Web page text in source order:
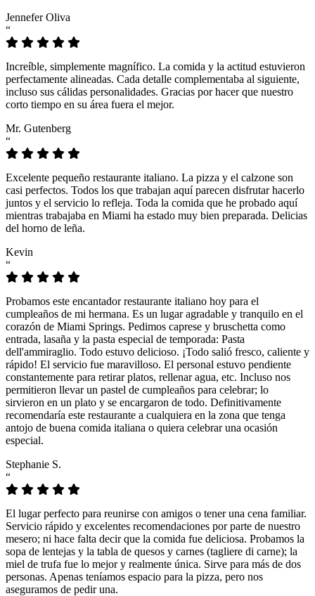
Jennefer Oliva
“
Increíble, simplemente magnífico. La comida y la actitud estuvieron
perfectamente alineadas. Cada detalle complementaba al siguiente,
incluso sus cálidas personalidades. Gracias por hacer que nuestro
corto tiempo en su área fuera el mejor.
Mr. Gutenberg
“
Excelente pequeño restaurante italiano. La pizza y el calzone son
casi perfectos. Todos los que trabajan aquí parecen disfrutar hacerlo
juntos y el servicio lo refleja. Toda la comida que he probado aquí
mientras trabajaba en Miami ha estado muy bien preparada. Delicias
del horno de leña.
Kevin
“
Probamos este encantador restaurante italiano hoy para el
cumpleaños de mi hermana. Es un lugar agradable y tranquilo en el
corazón de Miami Springs. Pedimos caprese y bruschetta como
entrada, lasaña y la pasta especial de temporada: Pasta
dell'ammiraglio. Todo estuvo delicioso. ¡Todo salió fresco, caliente y
rápido! El servicio fue maravilloso. El personal estuvo pendiente
constantemente para retirar platos, rellenar agua, etc. Incluso nos
permitieron llevar un pastel de cumpleaños para celebrar; lo
sirvieron en un plato y se encargaron de todo. Definitivamente
recomendaría este restaurante a cualquiera en la zona que tenga
antojo de buena comida italiana o quiera celebrar una ocasión
especial.
Stephanie S.
“
El lugar perfecto para reunirse con amigos o tener una cena familiar.
Servicio rápido y excelentes recomendaciones por parte de nuestro
mesero; ni hace falta decir que la comida fue deliciosa. Probamos la
sopa de lentejas y la tabla de quesos y carnes (tagliere di carne); la
miel de trufa fue lo mejor y realmente única. Sirve para más de dos
personas. Apenas teníamos espacio para la pizza, pero nos
aseguramos de pedir una.